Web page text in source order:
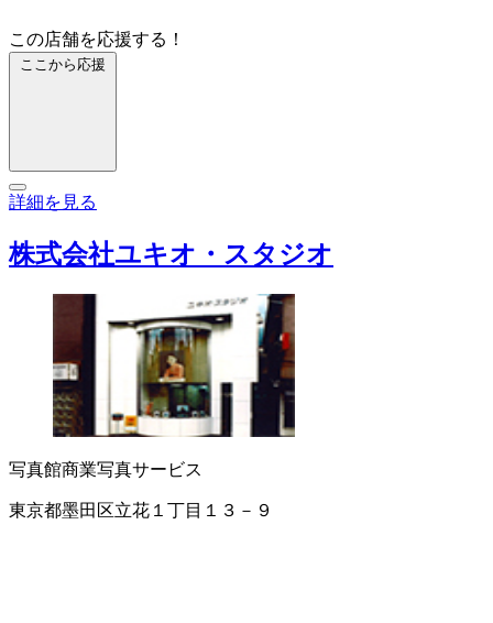
この店舗を応援する！
ここから応援
詳細を見る
株式会社ユキオ・スタジオ
写真館商業写真サービス
東京都墨田区立花１丁目１３－９